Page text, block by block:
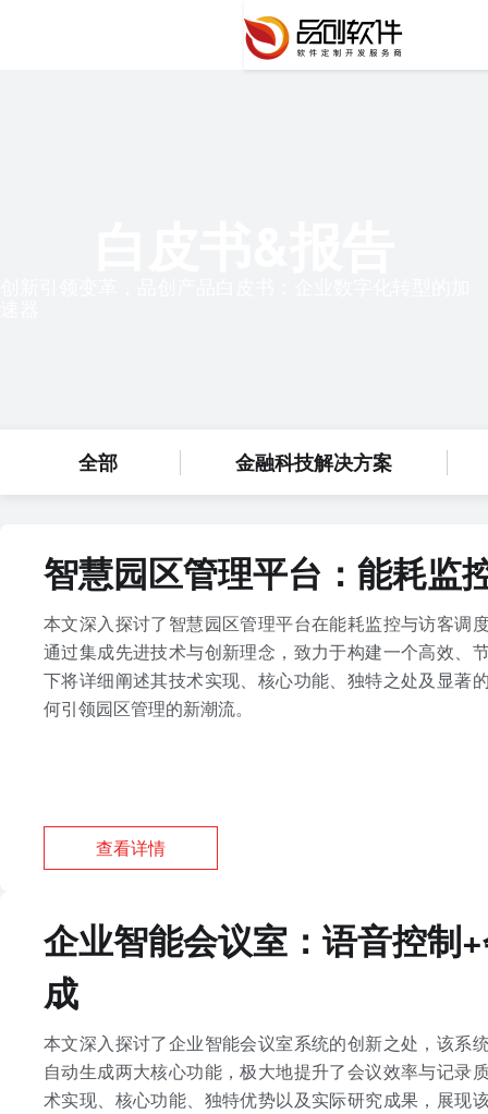
全部 金融科技解决方案
智慧园区管理平台：能耗监
本文深入探讨了智慧园区管理平台在能耗监控与访客调
通过集成先进技术与创新理念，致力于构建一个高效、
下将详细阐述其技术实现、核心功能、独特之处及显著
何引领园区管理的新潮流。
查看详情
企业智能会议室：语音控制
成
本文深入探讨了企业智能会议室系统的创新之处，该系
自动生成两大核心功能，极大地提升了会议效率与记录
术实现、核心功能、独特优势以及实际研究成果，展现